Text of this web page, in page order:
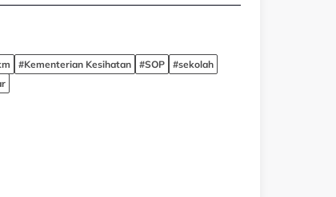
#Kementerian Kesihatan #SOP
#sekolah